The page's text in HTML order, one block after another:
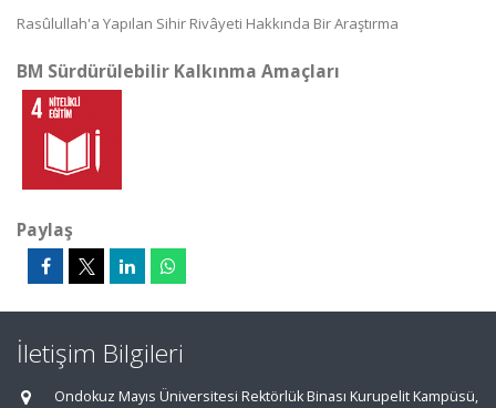
Rasûlullah'a Yapılan Sihir Rivâyeti Hakkında Bir Araştırma
BM Sürdürülebilir Kalkınma Amaçları
Paylaş
İletişim Bilgileri
Ondokuz Mayıs Üniversitesi Rektörlük Binası Kurupelit Kampüsü,